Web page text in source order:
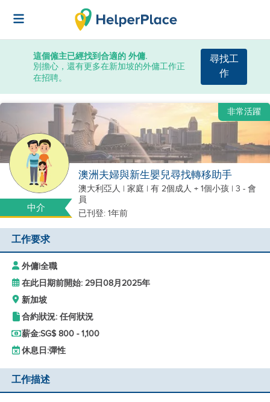
這個僱主已經找到合適的 外傭.
別擔心，還有更多在新加坡的外傭工作正
在招聘。
尋找工
作
中介
非常活躍
澳洲夫婦與新生嬰兒尋找轉移助手
澳大利亞人 | 家庭 | 有 2個成人 + 1個小孩 | 3 - 會
員
已刊登: 1年前
工作要求
外傭|全職
在此日期前開始: 29日08月2025年
新加坡
合約狀況: 任何狀況
薪金:SG$ 800 - 1,100
休息日:彈性
工作描述